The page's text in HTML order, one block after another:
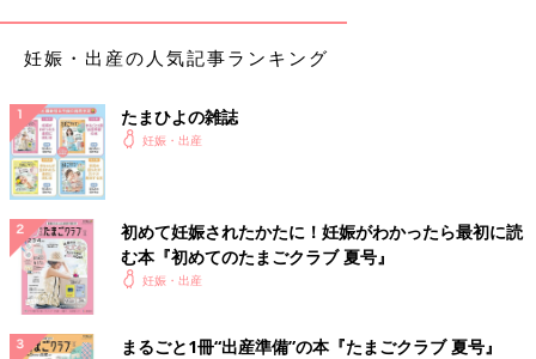
妊娠・出産の人気記事ランキング
たまひよの雑誌
妊娠・出産
初めて妊娠されたかたに！妊娠がわかったら最初に読
む本『初めてのたまごクラブ 夏号』
妊娠・出産
まるごと1冊“出産準備”の本『たまごクラブ 夏号』